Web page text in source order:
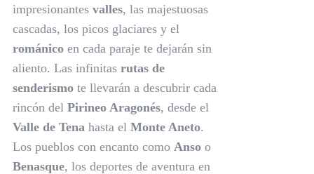
impresionantes valles, las majestuosas
cascadas, los picos glaciares y el
románico en cada paraje te dejarán sin
aliento. Las infinitas rutas de
senderismo te llevarán a descubrir cada
rincón del Pirineo Aragonés, desde el
Valle de Tena hasta el Monte Aneto.
Los pueblos con encanto como Anso o
Benasque, los deportes de aventura en